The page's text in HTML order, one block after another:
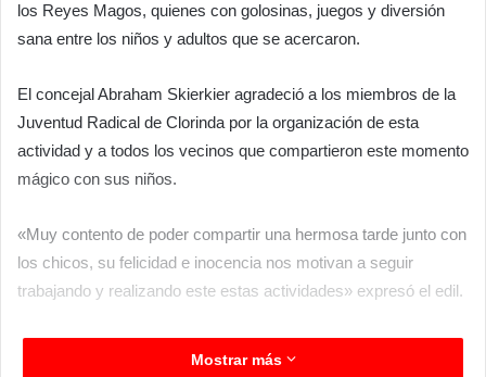
los Reyes Magos, quienes con golosinas, juegos y diversión
sana entre los niños y adultos que se acercaron.
El concejal Abraham Skierkier agradeció a los miembros de la
Juventud Radical de Clorinda por la organización de esta
actividad y a todos los vecinos que compartieron este momento
mágico con sus niños.
«Muy contento de poder compartir una hermosa tarde junto con
los chicos, su felicidad e inocencia nos motivan a seguir
trabajando y realizando este estas actividades» expresó el edil.
Mostrar más